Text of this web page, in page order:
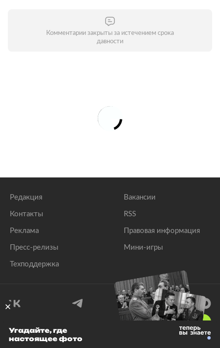
Комментарии закрыты за истечением срока
давности
Редакция
Контакты
Реклама
Пресс-релизы
Техподдержка
Вакансии
RSS
Правовая информация
Мини-игры
© 1999–2026 Все права защищены.
Угадайте, где
настоящее фото